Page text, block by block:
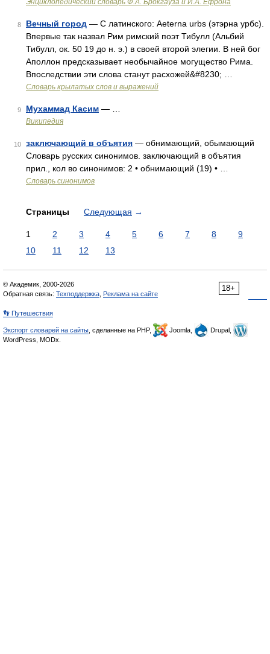
Энциклопедический словарь Ф.А. Брокгауза и И.А. Ефрона
8 Вечный город — С латинского: Aeterna urbs (этэрна урбс).
Впервые так назвал Рим римский поэт Тибулл (Альбий
Тибулл, ок. 50 19 до н. э.) в своей второй элегии. В ней бог
Аполлон предсказывает необычайное могущество Рима.
Впоследствии эти слова станут расхожей&#8230; …
Словарь крылатых слов и выражений
9 Мухаммад Касим — …
Википедия
10 заключающий в объятия — обнимающий, обымающий
Словарь русских синонимов. заключающий в объятия
прил., кол во синонимов: 2 • обнимающий (19) • …
Словарь синонимов
Страницы Следующая →
1 2 3 4 5 6 7 8
9
10
11 12 13
18+
© Академик, 2000-2026
Обратная связь: Техподдержка Реклама на сайте
👣 Путешествия
Экспорт словарей на сайты , сделанные на PHP, Joomla,
Drupal,
WordPress, MODx.